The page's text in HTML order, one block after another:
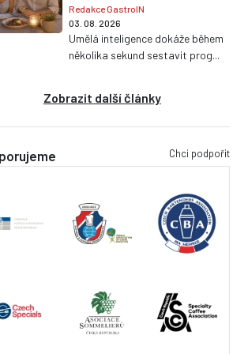
Redakce GastroIN
03. 08. 2026
Umělá inteligence dokáže během
několika sekund sestavit prog...
Zobrazit další články
Chci podpořit